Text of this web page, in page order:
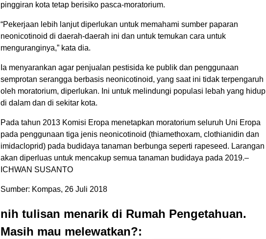
pinggiran kota tetap berisiko pasca-moratorium.
“Pekerjaan lebih lanjut diperlukan untuk memahami sumber paparan
neonicotinoid di daerah-daerah ini dan untuk temukan cara untuk
menguranginya,” kata dia.
Ia menyarankan agar penjualan pestisida ke publik dan penggunaan
semprotan serangga berbasis neonicotinoid, yang saat ini tidak terpengaruh
oleh moratorium, diperlukan. Ini untuk melindungi populasi lebah yang hidup
di dalam dan di sekitar kota.
Pada tahun 2013 Komisi Eropa menetapkan moratorium seluruh Uni Eropa
pada penggunaan tiga jenis neonicotinoid (thiamethoxam, clothianidin dan
imidacloprid) pada budidaya tanaman berbunga seperti rapeseed. Larangan
akan diperluas untuk mencakup semua tanaman budidaya pada 2019.–
ICHWAN SUSANTO
Sumber: Kompas, 26 Juli 2018
nih tulisan menarik di Rumah Pengetahuan.
Masih mau melewatkan?: